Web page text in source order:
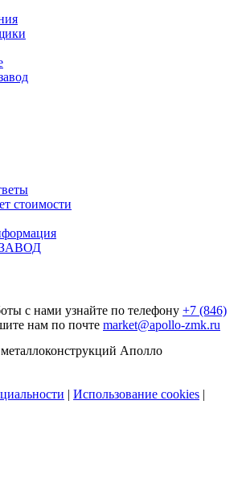
стоимости
ЗАВОД
с нами узнайте по телефону +7 (846)
нам по почте market@apollo-zmk.ru
Аполло
| Использование cookies |